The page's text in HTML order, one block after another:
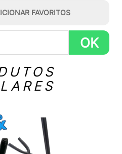
FAVORITOS
OK